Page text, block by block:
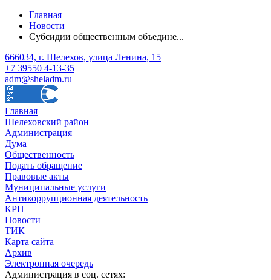
Главная
Новости
Субсидии общественным объедине...
666034, г. Шелехов, улица Ленина, 15
+7 39550 4-13-35
adm@sheladm.ru
Главная
Шелеховский район
Администрация
Дума
Общественность
Подать обращение
Правовые акты
Муниципальные услуги
Антикоррупционная деятельность
КРП
Новости
ТИК
Карта сайта
Архив
Электронная очередь
Администрация в соц. сетях: